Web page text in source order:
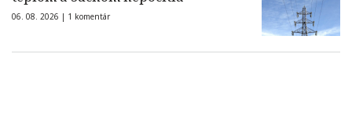
06. 08. 2026 | 1 komentár